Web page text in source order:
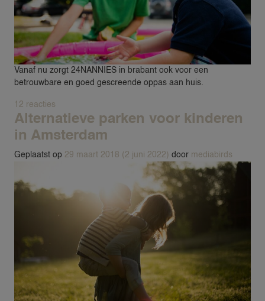
Vanaf nu zorgt 24NANNIES in brabant ook voor een
betrouwbare en goed gescreende oppas aan huis.
12 reacties
Alternatieve parken voor kinderen
in Amsterdam
Geplaatst op 29 maart 2018 (2 juni 2022) door mediabirds